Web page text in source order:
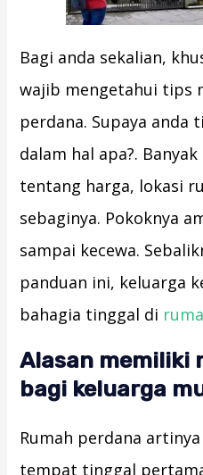
Bagi anda sekalian,
wajib mengetahui tips
perdana. Supaya anda
dalam hal apa?.
tentang harga, lokasi
sebaginya. Pokoknya
sampai kecewa.
panduan ini, keluarga
bahagia tinggal di
Alasan memiliki
bagi keluarga
Rumah perdana
tempat tinggal